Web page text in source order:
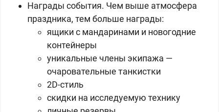
Награды события. Чем выше атмосфера
праздника, тем больше награды:
ящики с мандаринами и новогодние
контейнеры
уникальные члены экипажа —
очаровательные танкистки
2D-стиль
скидки на исследуемую технику